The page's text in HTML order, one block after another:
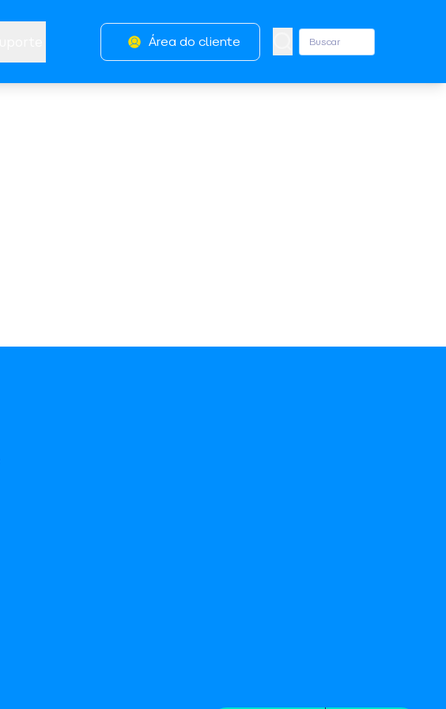
Área do cliente